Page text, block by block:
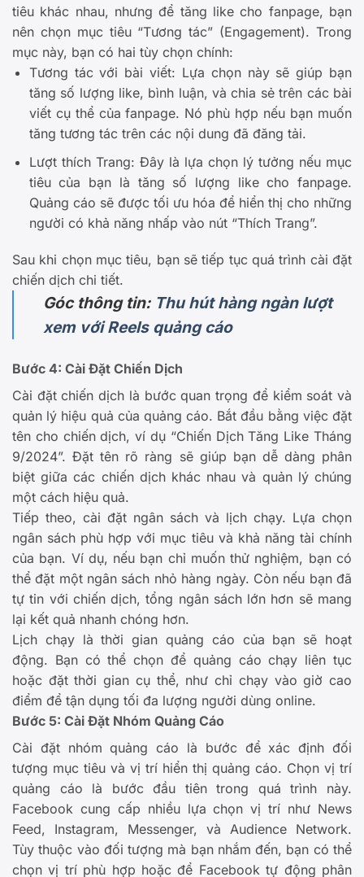
tiêu khác nhau, nhưng để tăng like cho fanpage, bạn
nên chọn mục tiêu “Tương tác” (Engagement). Trong
mục này, bạn có hai tùy chọn chính:
Tương tác với bài viết: Lựa chọn này sẽ giúp bạn
tăng số lượng like, bình luận, và chia sẻ trên các bài
viết cụ thể của fanpage. Nó phù hợp nếu bạn muốn
tăng tương tác trên các nội dung đã đăng tải.
Lượt thích Trang: Đây là lựa chọn lý tưởng nếu mục
tiêu của bạn là tăng số lượng like cho fanpage.
Quảng cáo sẽ được tối ưu hóa để hiển thị cho những
người có khả năng nhấp vào nút “Thích Trang”.
Sau khi chọn mục tiêu, bạn sẽ tiếp tục quá trình cài đặt
chiến dịch chi tiết.
Góc thông tin: Thu hút hàng ngàn lượt
xem với Reels quảng cáo
Bước 4: Cài Đặt Chiến Dịch
Cài đặt chiến dịch là bước quan trọng để kiểm soát và
quản lý hiệu quả của quảng cáo. Bắt đầu bằng việc đặt
tên cho chiến dịch, ví dụ “Chiến Dịch Tăng Like Tháng
9/2024”. Đặt tên rõ ràng sẽ giúp bạn dễ dàng phân
biệt giữa các chiến dịch khác nhau và quản lý chúng
một cách hiệu quả.
Tiếp theo, cài đặt ngân sách và lịch chạy. Lựa chọn
ngân sách phù hợp với mục tiêu và khả năng tài chính
của bạn. Ví dụ, nếu bạn chỉ muốn thử nghiệm, bạn có
thể đặt một ngân sách nhỏ hàng ngày. Còn nếu bạn đã
tự tin với chiến dịch, tổng ngân sách lớn hơn sẽ mang
lại kết quả nhanh chóng hơn.
Lịch chạy là thời gian quảng cáo của bạn sẽ hoạt
động. Bạn có thể chọn để quảng cáo chạy liên tục
hoặc đặt thời gian cụ thể, như chỉ chạy vào giờ cao
điểm để tận dụng tối đa lượng người dùng online.
Bước 5: Cài Đặt Nhóm Quảng Cáo
Cài đặt nhóm quảng cáo là bước để xác định đối
tượng mục tiêu và vị trí hiển thị quảng cáo. Chọn vị trí
quảng cáo là bước đầu tiên trong quá trình này.
Facebook cung cấp nhiều lựa chọn vị trí như News
Feed, Instagram, Messenger, và Audience Network.
Tùy thuộc vào đối tượng mà bạn nhắm đến, bạn có thể
chọn vị trí phù hợp hoặc để Facebook tự động phân